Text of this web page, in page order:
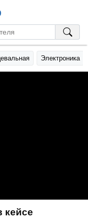
Электроника
кейсе